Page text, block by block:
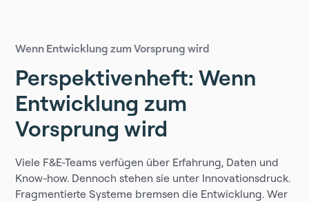
Wenn Entwicklung zum Vorsprung wird
Perspektivenheft: Wenn
Entwicklung zum
Vorsprung wird
Viele F&E-Teams verfügen über Erfahrung, Daten und
Know-how. Dennoch stehen sie unter Innovationsdruck.
Fragmentierte Systeme bremsen die Entwicklung. Wer